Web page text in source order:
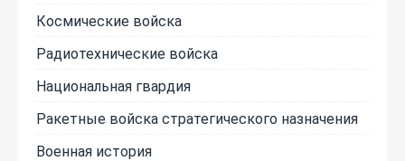
Космические войска
Радиотехнические войска
Национальная гвардия
Ракетные войска стратегического назначения
Военная история